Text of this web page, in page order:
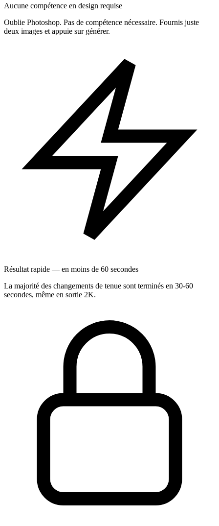
Aucune compétence en design requise
Oublie Photoshop. Pas de compétence nécessaire. Fournis juste
deux images et appuie sur générer.
Résultat rapide — en moins de 60 secondes
La majorité des changements de tenue sont terminés en 30-60
secondes, même en sortie 2K.